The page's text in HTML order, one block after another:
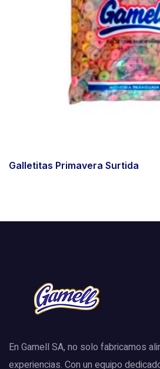
Galletitas Primavera Surtida
En Gamell SA, no solo fabricamos
experiencias. Con un equipo